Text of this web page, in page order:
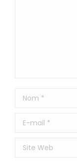
Nom *
E-mail *
Site Web